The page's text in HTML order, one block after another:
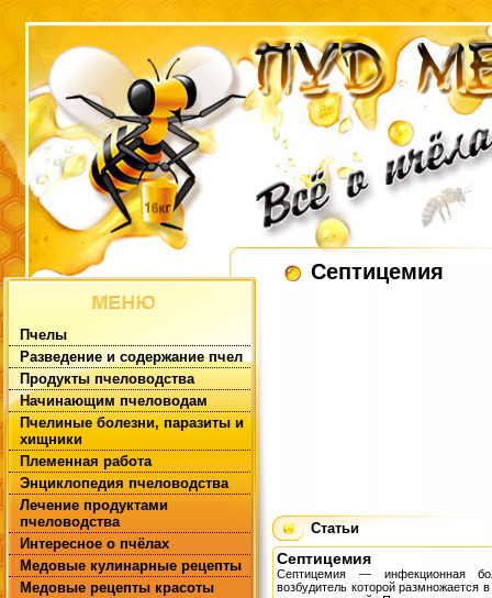
Пчелы
Разведение и содержание пчел
Продукты пчеловодства
Начинающим пчеловодам
Пчелиные болезни, паразиты и
хищники
Племенная работа
Энциклопедия пчеловодства
Лечение продуктами
пчеловодства
Интересное о пчёлах
Медовые кулинарные рецепты
Медовые рецепты красоты
Септицемия
Статьи
Септицемия
Септицемия — инфекционная
возбудитель которой размножается